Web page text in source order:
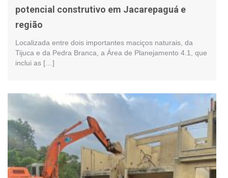
potencial construtivo em Jacarepaguá e
região
Localizada entre dois importantes maciços naturais, da
Tijuca e da Pedra Branca, a Área de Planejamento 4.1, que
inclui as […]